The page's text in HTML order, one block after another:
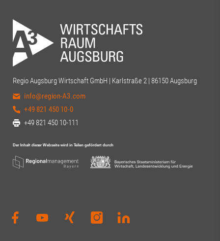
Regio Augsburg Wirtschaft GmbH | Karlstraße 2 | 86150 Augsburg
info@region-A3.com
+49 821 450 10-0
+49 821 450 10-111